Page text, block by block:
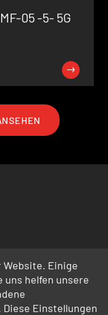
05 -5- 5G
Website. Einige
uns helfen unsere
Einstellungen